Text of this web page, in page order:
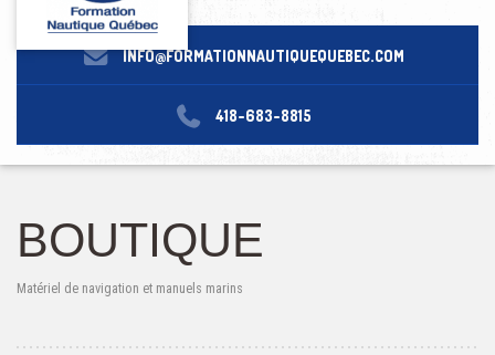
INFO@FORMATIONNAUTIQUEQUEBEC.COM
418-683-8815
BOUTIQUE
Matériel de navigation et manuels marins